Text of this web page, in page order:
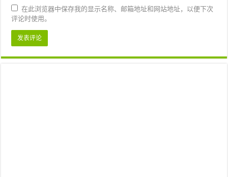
在此浏览器中保存我的显示名称、邮箱地址和网站地址，以便下次
评论时使用。